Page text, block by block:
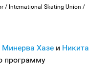
/ International Skating Union /
Минерва Хазе и Никита
программу